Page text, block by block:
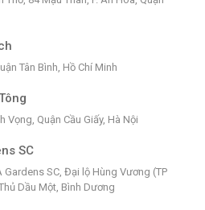
Tân Bình, Hồ Chí Minh
Vọng, Quận Cầu Giấy, Hà Nội
SC
Gardens SC, Đại lộ Hùng Vương (TP
Dầu Một, Bình Dương